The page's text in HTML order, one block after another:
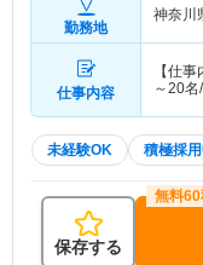
勤務地
神奈川
仕事内容
【仕
～20名
未経験OK 積極採
保存する